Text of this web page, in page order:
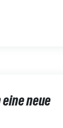
neue